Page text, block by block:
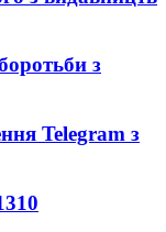
з
Telegram з